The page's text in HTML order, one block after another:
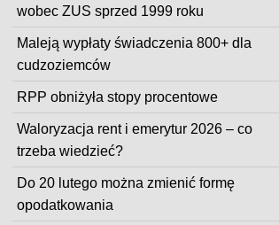
wobec ZUS sprzed 1999 roku
Maleją wypłaty świadczenia 800+ dla
cudzoziemców
RPP obniżyła stopy procentowe
Waloryzacja rent i emerytur 2026 – co
trzeba wiedzieć?
Do 20 lutego można zmienić formę
opodatkowania